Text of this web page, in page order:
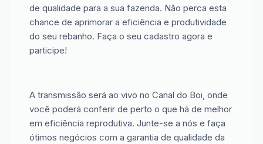
de qualidade para a sua fazenda. Não perca esta
chance de aprimorar a eficiência e produtividade
do seu rebanho. Faça o seu cadastro agora e
participe!
A transmissão será ao vivo no Canal do Boi, onde
você poderá conferir de perto o que há de melhor
em eficiência reprodutiva. Junte-se a nós e faça
ótimos negócios com a garantia de qualidade da